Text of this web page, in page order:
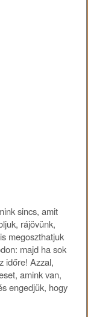
sincs, amit
rájövünk,
megoszthatjuk
majd ha sok
időre! Azzal,
amink van,
engedjük, hogy